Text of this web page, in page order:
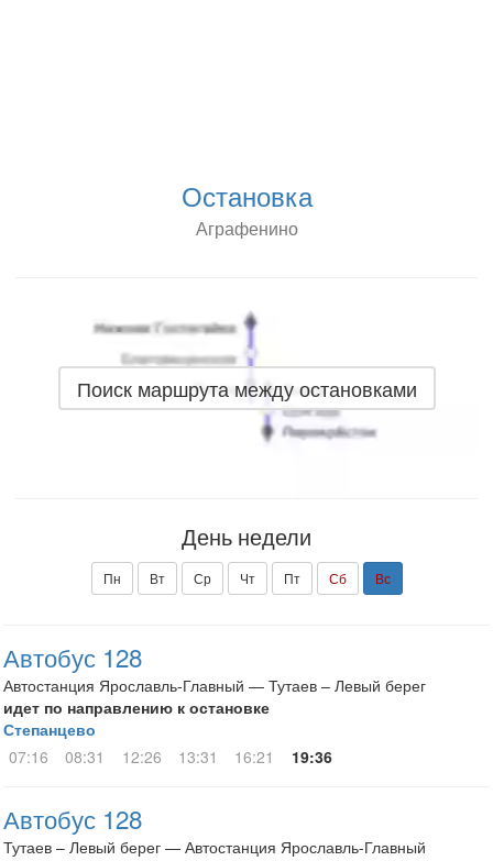
Остановка
Аграфенино
Поиск маршрута между остановками
День недели
Пн Вт Ср Чт Пт Сб Вс
Автобус 128
Автостанция Ярославль-Главный — Тутаев – Левый берег
идет по направлению к остановке
Степанцево
07:16
08:31 12:26 13:31 16:21 19:36
Автобус 128
Тутаев – Левый берег — Автостанция Ярославль-Главный